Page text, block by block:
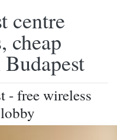
centre
cheap
- free wireless